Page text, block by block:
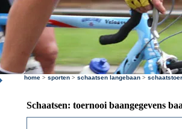
home > sporten > schaatsen langebaan >
Schaatsen: toernooi baangegevens